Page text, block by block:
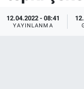
12.04.2022 - 08:41
YAYINLANMA
Dünya
Spor
Son Dakika